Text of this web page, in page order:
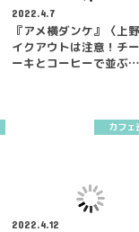
2022.4.7
『アメ横ダンケ』〈上
イクアウトは注意！チ
ーキとコーヒーで並ぶ…
カフェ
2022.4.12